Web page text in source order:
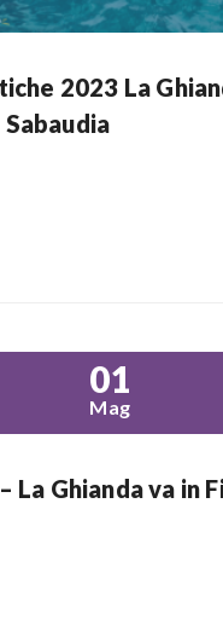
2023 La
01
Mag
La Ghianda va in